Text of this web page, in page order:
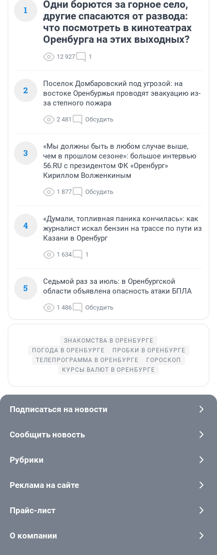
1
Одни борются за горное село,
другие спасаются от развода:
что посмотреть в кинотеатрах
Оренбурга на этих выходных?
12 927 1
2
Поселок Домбаровский под угрозой: на
востоке Оренбуржья проводят эвакуацию из-
за степного пожара
2 481 Обсудить
3
«Мы должны быть в любом случае выше,
чем в прошлом сезоне»: большое интервью
56.RU с президентом ФК «Оренбург»
Кириллом Волженкиным
1 877 Обсудить
4
«Думали, топливная паника кончилась»: как
журналист искал бензин на трассе по пути из
Казани в Оренбург
1 634 1
5
Седьмой раз за июль: в Оренбургской
области объявлена опасность атаки БПЛА
1 486 Обсудить
ЗНАКОМСТВА В ОРЕНБУРГЕ
ПОГОДА В ОРЕНБУРГЕ
ПРОБКИ В ОРЕНБУРГЕ
ТЕЛЕПРОГРАММА В ОРЕНБУРГЕ
ГОРОСКОП
КУРСЫ ВАЛЮТ В ОРЕНБУРГЕ
Подписаться на новости
Сообщить новость
Рубрики
Реклама на сайте
Прайс-лист
О компании